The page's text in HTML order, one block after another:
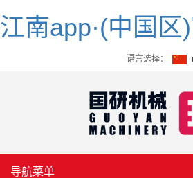
江南app·(中国区
语言选择：
导航菜单